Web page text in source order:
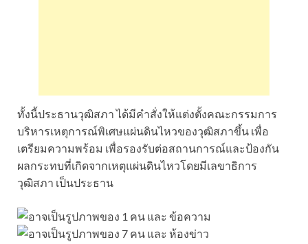
ทั้งนี้ประธานวุฒิสภา ได้มีคำสั่งให้แต่งตั้งคณะกรรมการ
บริหารเหตุการณ์พิเศษแผ่นดินไหวของวุฒิสภาขึ้น เพื่อ
เตรียมความพร้อม เพื่อรองรับต่อสถานการณ์และป้องกัน
ผลกระทบที่เกิดจากเหตุแผ่นดินไหวโดยมีเลขาธิการ
วุฒิสภา เป็นประธาน